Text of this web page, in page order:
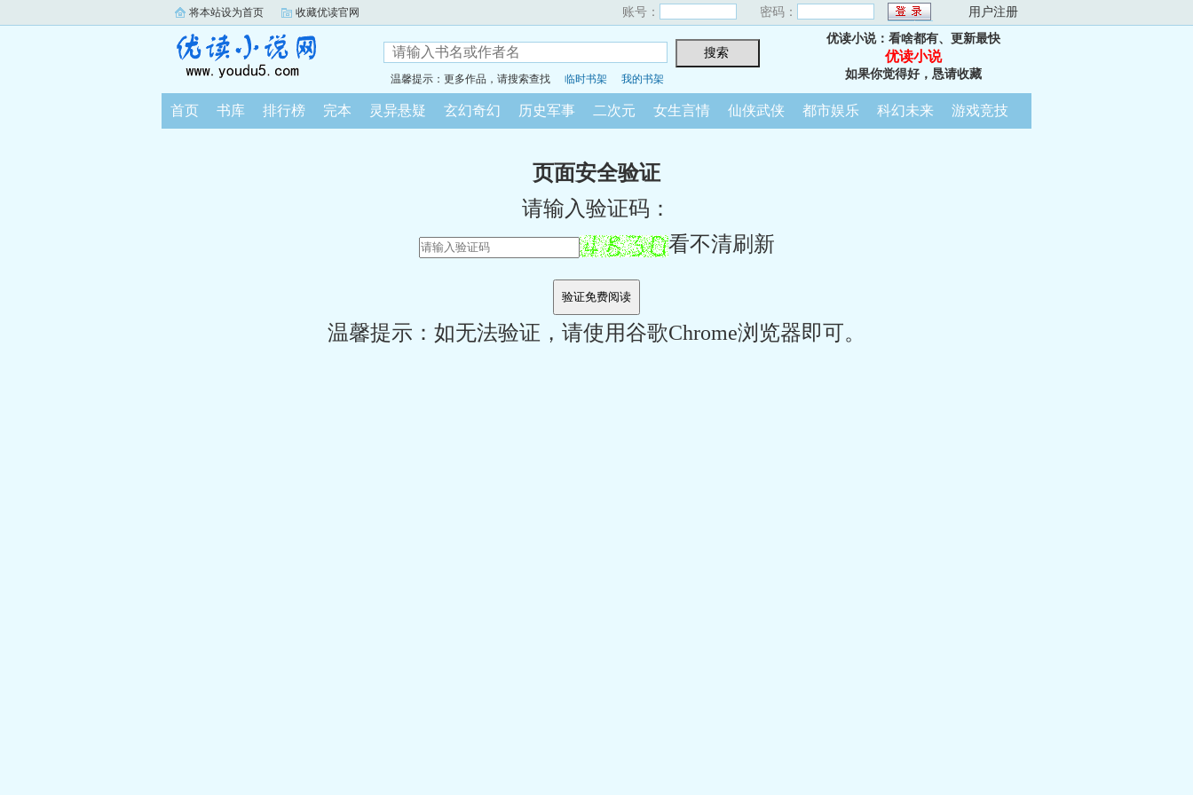
将本站设为首页 收藏优读官网 账号： 密码： 用户注册
温馨提示：更多作品，请搜索查找 临时书架 我的书架
优读小说：看啥都有、更新最快
优读小说
如果你觉得好，恳请收藏
首页 书库 排行榜 完本 灵异悬疑 玄幻奇幻 历史军事 二次元 女生言情 仙侠武侠 都市娱乐 科幻未来 游戏竞技
页面安全验证
请输入验证码：
看不清刷新
温馨提示：如无法验证，请使用谷歌Chrome浏览器即可。